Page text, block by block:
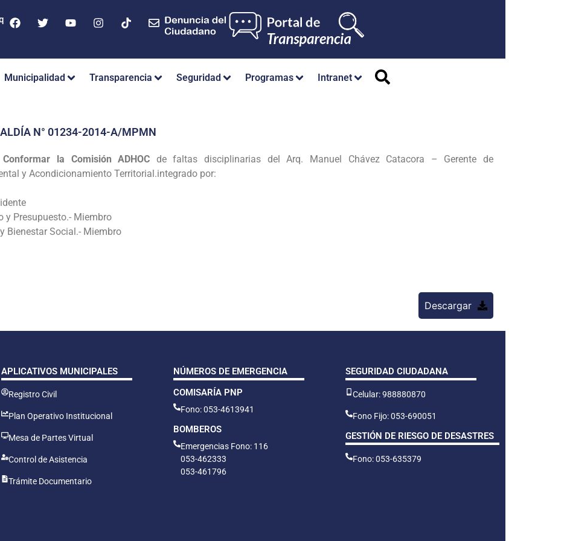
Municipalidad Transparencia Seguridad Programas Intranet
N° 01234-2014-A/MPMN
Conformar la Comisión ADHOC de faltas disciplinarias del Arq. Manuel Chávez Catacora – Gerente de
y Acondicionamiento Territorial.integrado por:
y Presupuesto.- Miembro
Bienestar Social.- Miembro
Descargar
APLICATIVOS MUNICIPALES
Registro Civil
Plan Operativo Institucional
Mesa de Partes Virtual
Control de Asistencia
Trámite Documentario
NÚMEROS DE EMERGENCIA
COMISARÍA PNP
Fono: 053-4613941
BOMBEROS
Emergencias Fono: 116
053-462333
053-461796
SEGURIDAD CIUDADANA
Celular: 988880870
Fono Fijo: 053-690051
GESTIÓN DE RIESGO DE DESASTRES
Fono: 053-635379